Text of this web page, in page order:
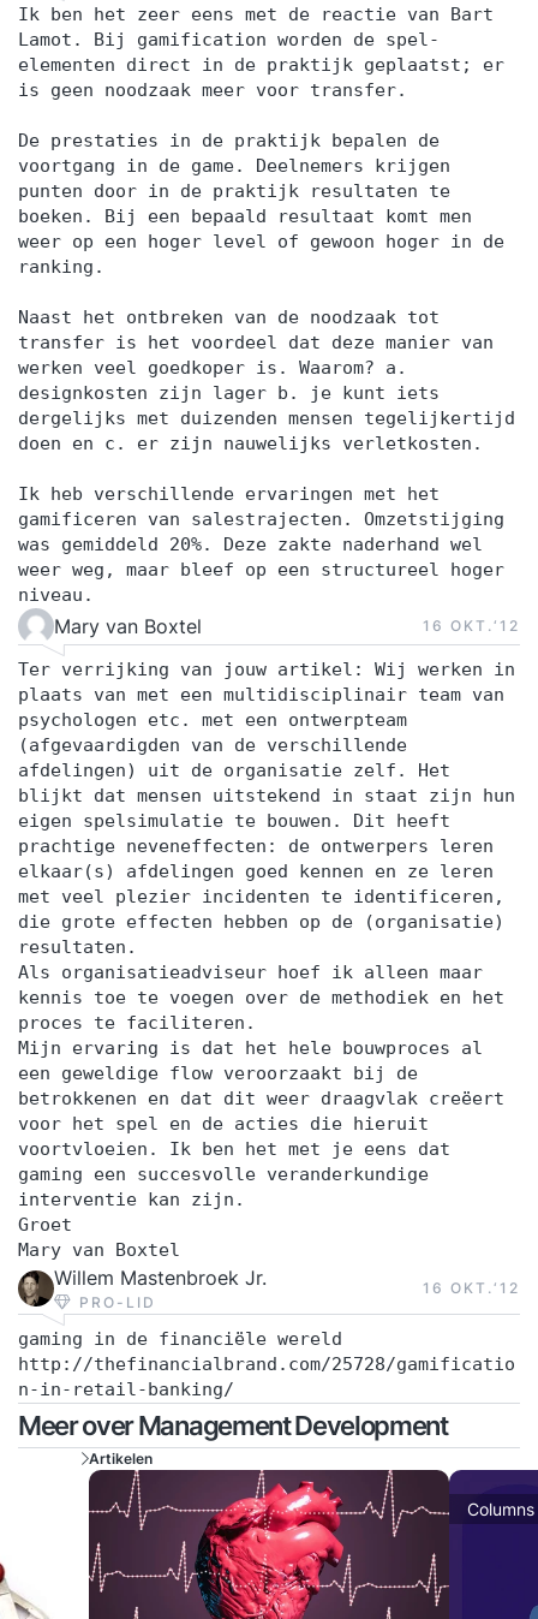
Ik ben het zeer eens met de reactie van Bart
Lamot. Bij gamification worden de spel-
elementen direct in de praktijk geplaatst; er
is geen noodzaak meer voor transfer.
De prestaties in de praktijk bepalen de
voortgang in de game. Deelnemers krijgen
punten door in de praktijk resultaten te
boeken. Bij een bepaald resultaat komt men
weer op een hoger level of gewoon hoger in de
ranking.
Naast het ontbreken van de noodzaak tot
transfer is het voordeel dat deze manier van
werken veel goedkoper is. Waarom? a.
designkosten zijn lager b. je kunt iets
dergelijks met duizenden mensen tegelijkertijd
doen en c. er zijn nauwelijks verletkosten.
Ik heb verschillende ervaringen met het
gamificeren van salestrajecten. Omzetstijging
was gemiddeld 20%. Deze zakte naderhand wel
weer weg, maar bleef op een structureel hoger
niveau.
Mary van Boxtel 16 OKT.‘12
Ter verrijking van jouw artikel: Wij werken in
plaats van met een multidisciplinair team van
psychologen etc. met een ontwerpteam
(afgevaardigden van de verschillende
afdelingen) uit de organisatie zelf. Het
blijkt dat mensen uitstekend in staat zijn hun
eigen spelsimulatie te bouwen. Dit heeft
prachtige neveneffecten: de ontwerpers leren
elkaar(s) afdelingen goed kennen en ze leren
met veel plezier incidenten te identificeren,
die grote effecten hebben op de (organisatie)
resultaten.
Als organisatieadviseur hoef ik alleen maar
kennis toe te voegen over de methodiek en het
proces te faciliteren.
Mijn ervaring is dat het hele bouwproces al
een geweldige flow veroorzaakt bij de
betrokkenen en dat dit weer draagvlak creëert
voor het spel en de acties die hieruit
voortvloeien. Ik ben het met je eens dat
gaming een succesvolle veranderkundige
interventie kan zijn.
Groet
Mary van Boxtel
Willem Mastenbroek Jr.
PRO-LID
16 OKT.‘12
gaming in de financiële wereld
http://thefinancialbrand.com/25728/gamificatio
n-in-retail-banking/
Meer over Management Development
Artikelen
Columns